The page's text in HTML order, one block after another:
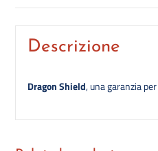
Descrizione
Dragon Shield, una garanzia